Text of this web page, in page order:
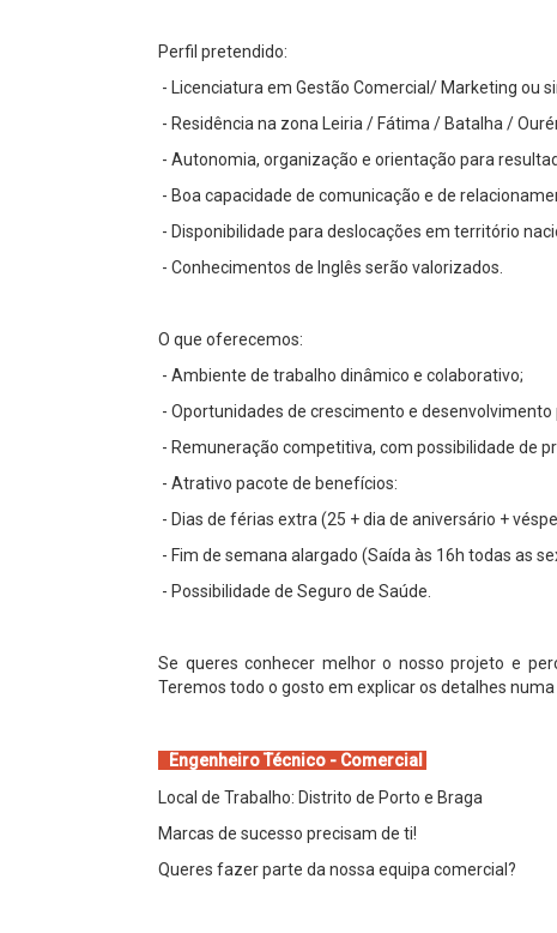
Perfil pretendido:
- Licenciatura em Gestão Comercial/ Marketing ou
- Residência na zona Leiria / Fátima / Batalha /
- Autonomia, organização e orientação para
- Boa capacidade de comunicação e de
- Disponibilidade para deslocações em território
- Conhecimentos de Inglês serão valorizados.
O que oferecemos:
- Ambiente de trabalho dinâmico e colaborativo;
- Oportunidades de crescimento e desenvolvimento
- Remuneração competitiva, com possibilidade de
- Atrativo pacote de benefícios:
- Dias de férias extra (25 + dia de aniversário +
- Fim de semana alargado (Saída às 16h todas as
- Possibilidade de Seguro de Saúde.
Se queres conhecer melhor o nosso projeto e
Teremos todo o gosto em explicar os detalhes
Engenheiro Técnico - Comercial
Local de Trabalho: Distrito de Porto e Braga
Marcas de sucesso precisam de ti!
Queres fazer parte da nossa equipa comercial?